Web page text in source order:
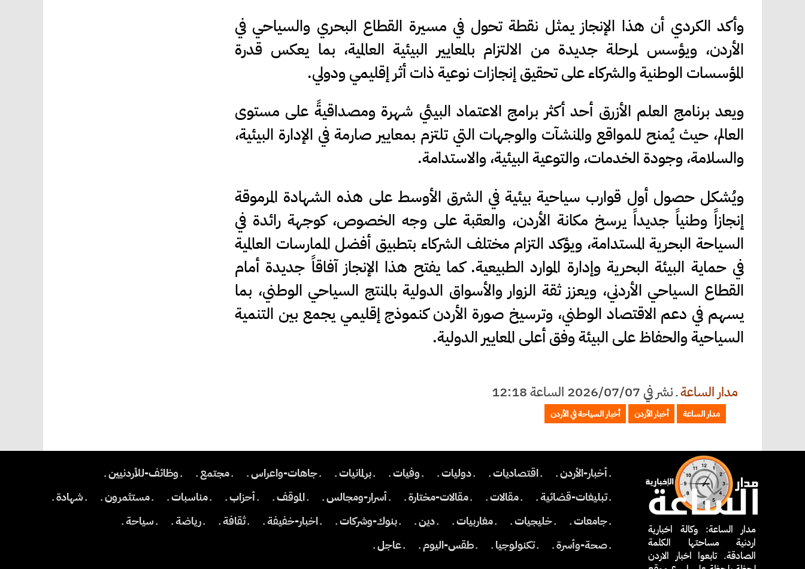
وأكد الكردي أن هذا الإنجاز يمثل نقطة تحول في مسيرة القطاع البحري والسياحي في
الأردن، ويؤسس لمرحلة جديدة من الالتزام بالمعايير البيئية العالمية، بما يعكس قدرة
المؤسسات الوطنية والشركاء على تحقيق إنجازات نوعية ذات أثر إقليمي ودولي.
ويعد برنامج العلم الأزرق أحد أكثر برامج الاعتماد البيئي شهرة ومصداقيةً على مستوى
العالم، حيث يُمنح للمواقع والمنشآت والوجهات التي تلتزم بمعايير صارمة في الإدارة البيئية،
والسلامة، وجودة الخدمات، والتوعية البيئية، والاستدامة.
ويُشكل حصول أول قوارب سياحية بيئية في الشرق الأوسط على هذه الشهادة المرموقة
إنجازاً وطنياً جديداً يرسخ مكانة الأردن، والعقبة على وجه الخصوص، كوجهة رائدة في
السياحة البحرية المستدامة، ويؤكد التزام مختلف الشركاء بتطبيق أفضل الممارسات العالمية
في حماية البيئة البحرية وإدارة الموارد الطبيعية. كما يفتح هذا الإنجاز آفاقاً جديدة أمام
القطاع السياحي الأردني، ويعزز ثقة الزوار والأسواق الدولية بالمنتج السياحي الوطني، بما
يسهم في دعم الاقتصاد الوطني، وترسيخ صورة الأردن كنموذج إقليمي يجمع بين التنمية
السياحية والحفاظ على البيئة وفق أعلى المعايير الدولية.
مدار الساعةـنشر في 2026/07/07 الساعة 12:18
مدار الساعة أخبار الأردن أخبار السياحة في الأردن
مدار الساعة: وكالة اخبارية
اردنية مساحتها الكلمة
الصادقة. تابعوا اخبار الاردن
ـ أخبار-الأردن ـ ـ اقتصاديات ـ ـ دوليات ـ ـ وفيات ـ ـ برلمانيات ـ ـ جاهات-واعراس ـ ـ مجتمع ـ
ـ وظائف-للأردنيين ـ
ـ تبليغات-قضائية ـ
ـ مقالات ـ ـ مقالات-مختارة ـ ـ أسرار-ومجالس ـ ـ الموقف ـ ـ أحزاب ـ ـ مناسبات ـ ـ مستثمرون ـ
ـ شهادة ـ
ـ جامعات ـ
ـ خليجيات ـ ـ مغاربيات ـ ـ دين ـ ـ بنوك-وشركات ـ ـ اخبار-خفيفة ـ ـ ثقافة ـ ـ رياضة ـ
ـ سياحة ـ
ـ صحة-وأسرة ـ
ـ تكنولوجيا ـ ـ طقس-اليوم ـ ـ عاجل ـ